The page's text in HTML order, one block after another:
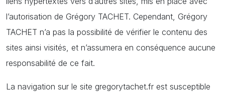
l’autorisation de Grégory TACHET. Cependant, Grégory
TACHET n’a pas la possibilité de vérifier le contenu des
sites ainsi visités, et n’assumera en conséquence aucune
responsabilité de ce fait.
La navigation sur le site gregorytachet.fr est susceptible